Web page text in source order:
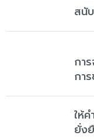
กา
กา
ให้
ยั่ง
สนั